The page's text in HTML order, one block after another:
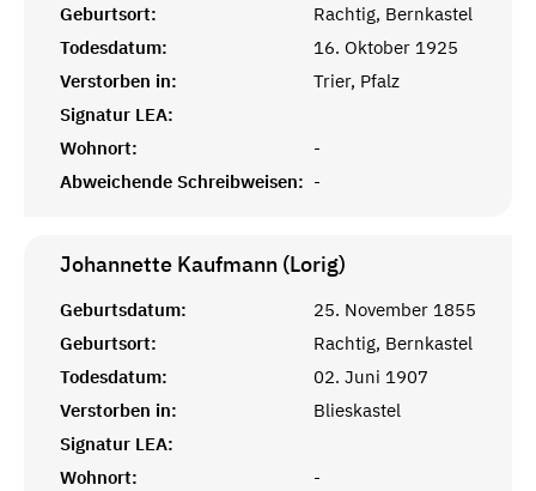
Geburtsort:
Rachtig, Bernkastel
Todesdatum:
16. Oktober 1925
Verstorben in:
Trier, Pfalz
Signatur LEA:
Wohnort:
-
Abweichende Schreibweisen: -
Johannette Kaufmann (Lorig)
Geburtsdatum:
25. November 1855
Geburtsort:
Rachtig, Bernkastel
Todesdatum:
02. Juni 1907
Verstorben in:
Blieskastel
Signatur LEA:
Wohnort:
-